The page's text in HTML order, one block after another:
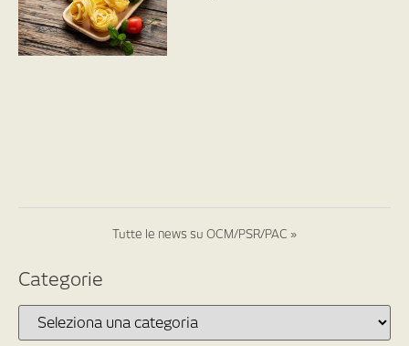
Tutte le news su OCM/PSR/PAC »
Categorie